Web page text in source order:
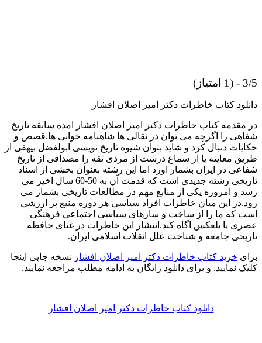
3/5 - (1 امتیاز)
دانلود کتاب خاطرات دکتر امیر اصلان افشار
در مقدمه کتاب خاطرات دکتر امیر اصلان افشار امده سابقه تاریخ
شفاهی را اگرچه می توان در نقالی ها شاهنامه خوانی ها.قصص و
حکایات دنبال کرد و شاید بتوان شیوه تاریخ نویسی ابولفضل بیهقی از
طریق معاینه یا از سماع درست از مردی ثقه را مصداقی از تاریخ
شفاعی در ایران بشمار اورد اما این رشته بعنوان بخشی از اسناد
تاریخی رشته جدیدی است که قدمت آن به 50-60 سال اخیر می
رسد و امروزه یکی از منابع مهم در مطالعات تاریخی بشمار می
رود.در این میان خاطرات افراد سیاسی هر دوره منبع پر ارزشی
است که ما را از ساخت و سازهای سیاسی اجتماعی فرهنگی
عصری یا بلعکس اگاه کند.انتشار این خاطرات در غنای حافظه
تاریخی جامعه و شناخت علل انقلاب اسلامی ایران.
برای خرید کتاب خاطرات دکتر امیر اصلان افشار نسخه چاپی اینجا
کلیک نمایید. و برای دانلود رایگان به ادامه مطلب مراجعه نمایید.
دانلود کتاب خاطرات دکتر امیر اصلان افشار